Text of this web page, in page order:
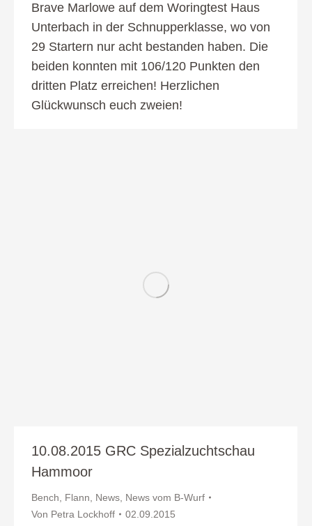
Brave Marlowe auf dem Woringtest Haus
Unterbach in der Schnupperklasse, wo von
29 Startern nur acht bestanden haben. Die
beiden konnten mit 106/120 Punkten den
dritten Platz erreichen! Herzlichen
Glückwunsch euch zweien!
10.08.2015 GRC Spezialzuchtschau
Hammoor
Bench Flann News News vom B-Wurf
Von Petra Lockhoff 02.09.2015